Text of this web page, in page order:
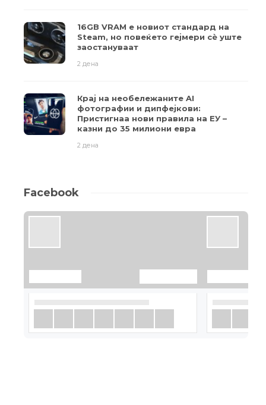
16GB VRAM е новиот стандард на
Steam, но повеќето гејмери ​​сè уште
заостануваат
2 дена
Крај на необележаните AI
фотографии и дипфејкови:
Пристигнаа нови правила на ЕУ –
казни до 35 милиони евра
2 дена
Facebook